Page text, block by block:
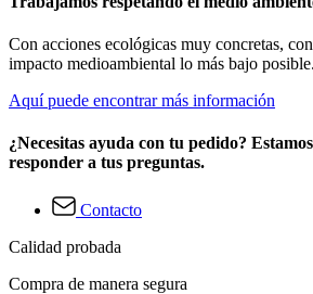
Con acciones ecológicas muy concretas,
impacto medioambiental lo más bajo posible.
Aquí puede encontrar más información
¿Necesitas ayuda con tu pedido?
responder a tus preguntas.
Contacto
Calidad probada
Compra de manera segura